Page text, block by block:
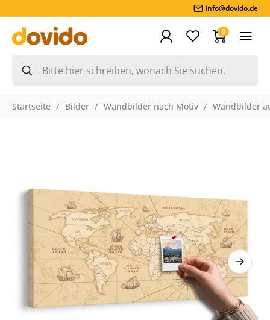
info@dovido.de
0
Startseite Bilder Wandbilder nach Motiv Wandbilder